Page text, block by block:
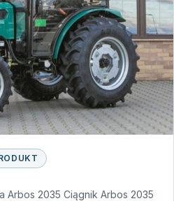
Arbos 2035 Ciągnik Arbos 2035